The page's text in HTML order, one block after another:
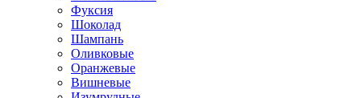
Фуксия
Шоколад
Шампань
Оливковые
Оранжевые
Вишневые